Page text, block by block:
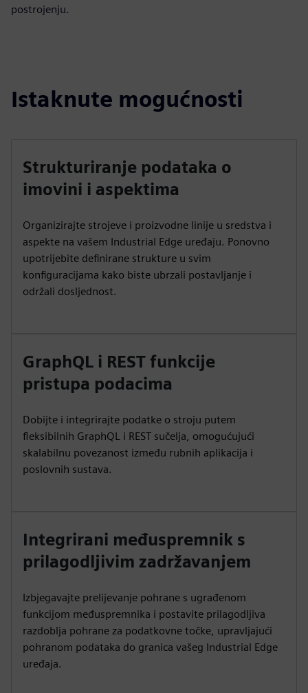
postrojenju.
Istaknute mogućnosti
Strukturiranje podataka o
imovini i aspektima
Organizirajte strojeve i proizvodne linije u sredstva i
aspekte na vašem Industrial Edge uređaju. Ponovno
upotrijebite definirane strukture u svim
konfiguracijama kako biste ubrzali postavljanje i
održali dosljednost.
GraphQL i REST funkcije
pristupa podacima
Dobijte i integrirajte podatke o stroju putem
fleksibilnih GraphQL i REST sučelja, omogućujući
skalabilnu povezanost između rubnih aplikacija i
poslovnih sustava.
Integrirani međuspremnik s
prilagodljivim zadržavanjem
Izbjegavajte prelijevanje pohrane s ugrađenom
funkcijom međuspremnika i postavite prilagodljiva
razdoblja pohrane za podatkovne točke, upravljajući
pohranom podataka do granica vašeg Industrial Edge
uređaja.